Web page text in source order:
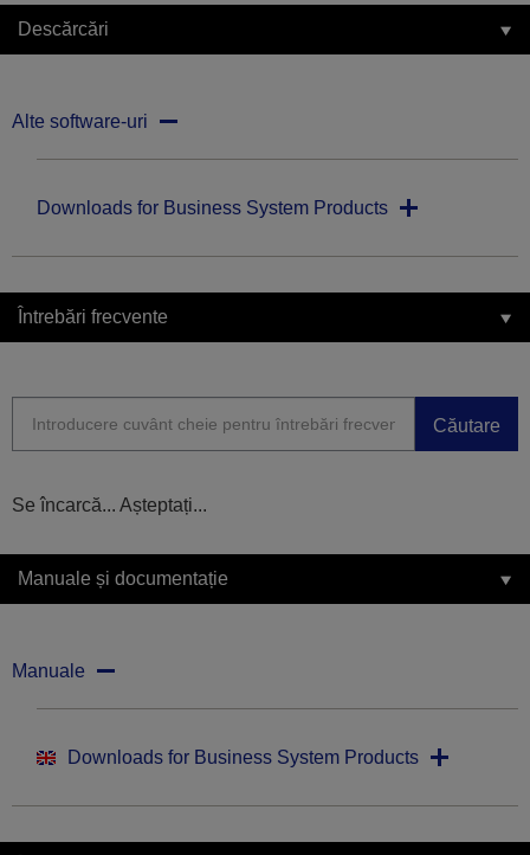
Descărcări
Alte software-uri
Downloads for Business System Products
Întrebări frecvente
Căutare
Se încarcă... Așteptați...
Manuale și documentație
Manuale
Downloads for Business System Products